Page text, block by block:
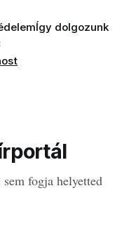
Így dolgozunk
fogja helyetted